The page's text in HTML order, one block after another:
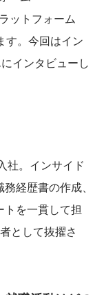
ットフォーム
す。今回はイン
インタビューし
社。インサイド
経歴書の作成、
を一貫して担
として抜擢さ